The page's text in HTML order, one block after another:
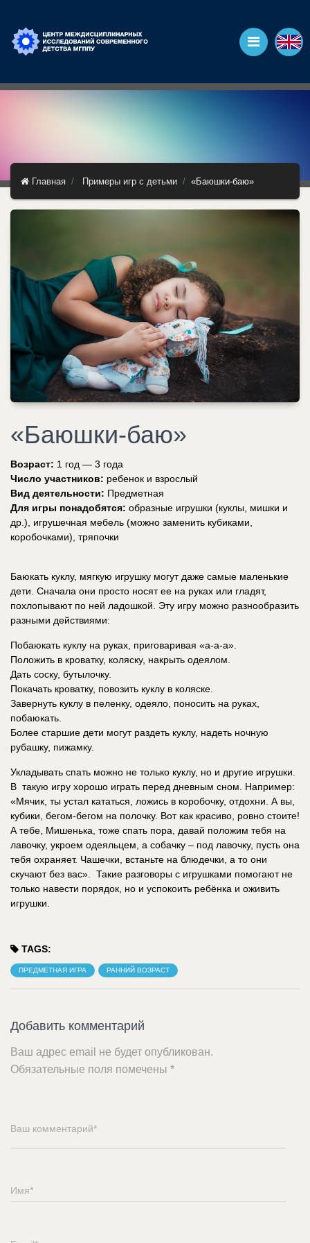
Главная Примеры игр с детьми «Баюшки-баю»
«Баюшки-баю»
Возраст: 1 год — 3 года
Число участников: ребенок и взрослый
Вид деятельности: Предметная
Для игры понадобятся: образные игрушки (куклы, мишки и
др.), игрушечная мебель (можно заменить кубиками,
коробочками), тряпочки
Баюкать куклу, мягкую игрушку могут даже самые маленькие
дети. Сначала они просто носят ее на руках или гладят,
похлопывают по ней ладошкой. Эту игру можно разнообразить
разными действиями:
Побаюкать куклу на руках, приговаривая «а-а-а».
Положить в кроватку, коляску, накрыть одеялом.
Дать соску, бутылочку.
Покачать кроватку, повозить куклу в коляске.
Завернуть куклу в пеленку, одеяло, поносить на руках,
побаюкать.
Более старшие дети могут раздеть куклу, надеть ночную
рубашку, пижамку.
Укладывать спать можно не только куклу, но и другие игрушки.
В такую игру хорошо играть перед дневным сном. Например:
«Мячик, ты устал кататься, ложись в коробочку, отдохни. А вы,
кубики, бегом-бегом на полочку. Вот как красиво, ровно стоите!
А тебе, Мишенька, тоже спать пора, давай положим тебя на
лавочку, укроем одеяльцем, а собачку – под лавочку, пусть она
тебя охраняет. Чашечки, встаньте на блюдечки, а то они
скучают без вас». Такие разговоры с игрушками помогают не
только навести порядок, но и успокоить ребёнка и оживить
игрушки.
TAGS:
ПРЕДМЕТНАЯ ИГРА РАННИЙ ВОЗРАСТ
Добавить комментарий
Ваш адрес email не будет опубликован.
Обязательные поля помечены *